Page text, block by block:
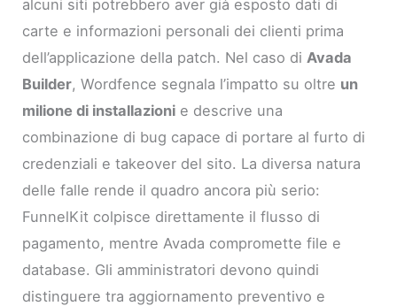
alcuni siti potrebbero aver già esposto dati di
carte e informazioni personali dei clienti prima
dell’applicazione della patch. Nel caso di Avada
Builder, Wordfence segnala l’impatto su oltre un
milione di installazioni e descrive una
combinazione di bug capace di portare al furto di
credenziali e takeover del sito. La diversa natura
delle falle rende il quadro ancora più serio:
FunnelKit colpisce direttamente il flusso di
pagamento, mentre Avada compromette file e
database. Gli amministratori devono quindi
distinguere tra aggiornamento preventivo e